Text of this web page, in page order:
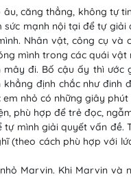
căng thẳng, không tự
mạnh nội tại để tự
Nhân vật, công cụ và
mình trong các quái vật
đi. Bố cậu ấy thì ước
định chắc như đinh
nhỏ có những giây
phù hợp để trẻ đọc,
mình giải quyết vấn đề.
(theo cách phù hợp với
Marvin. Khi Marvin và